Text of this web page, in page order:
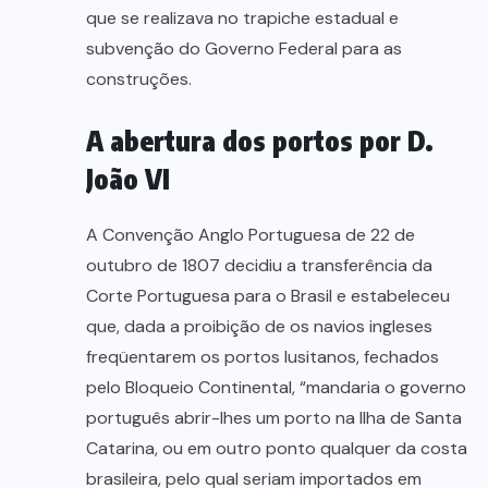
que se realizava no trapiche estadual e
subvenção do Governo Federal para as
construções.
A abertura dos portos por D.
João VI
A Convenção Anglo Portuguesa de 22 de
outubro de 1807 decidiu a transferência da
Corte Portuguesa para o Brasil e estabeleceu
que, dada a proibição de os navios ingleses
freqüentarem os portos lusitanos, fechados
pelo Bloqueio Continental, “mandaria o governo
português abrir-lhes um porto na Ilha de Santa
Catarina, ou em outro ponto qualquer da costa
brasileira, pelo qual seriam importados em